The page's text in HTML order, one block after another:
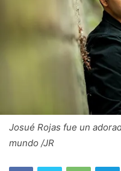
Josué Rojas fue un
mundo /JR